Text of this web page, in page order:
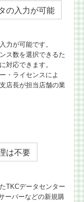
の入力が可能
力が可能です。
ス数を選択できるた
対応できます。
・ライセンスによ
店長が担当店舗の業
は不要
TKCデータセンター
ーバーなどの新規購